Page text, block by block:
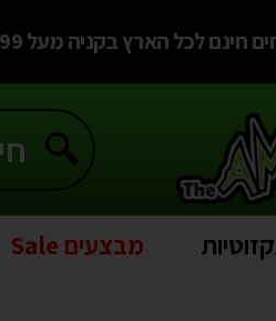
חינם לכל הארץ בקניה מעל 299 ש"ח
מבצעים Sale